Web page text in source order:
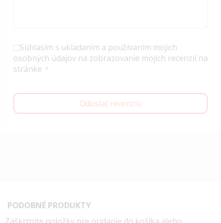
Súhlasím s ukladaním a používaním mojich
osobných údajov na zobrazovanie mojich recenzií na
stránke
Odoslať recenziu
PODOBNÉ PRODUKTY
Zaškrtnite položky pre pridanie do košíka alebo